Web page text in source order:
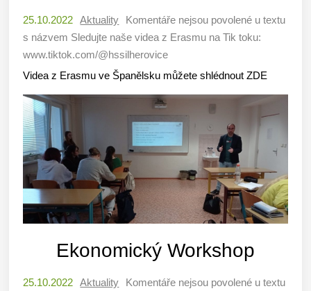
25.10.2022 Aktuality Komentáře nejsou povolené u textu
s názvem Sledujte naše videa z Erasmu na Tik toku:
www.tiktok.com/@hssilherovice
Videa z Erasmu ve Španělsku můžete shlédnout ZDE
Ekonomický Workshop
25.10.2022 Aktuality Komentáře nejsou povolené u textu